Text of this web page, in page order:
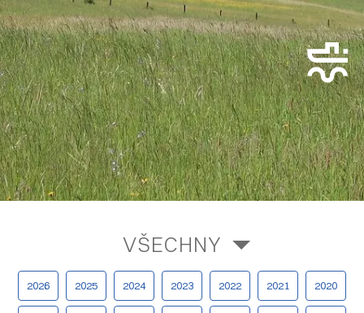
VŠECHNY
2026 2025 2024 2023 2022 2021 2020